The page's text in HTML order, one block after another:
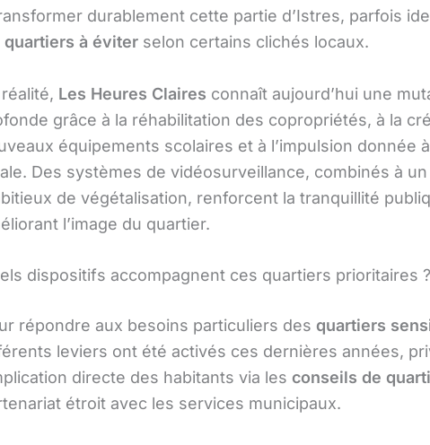
durablement cette partie d’Istres, parfois
quartiers à éviter selon certains clichés locaux.
Les Heures Claires connaît aujourd’hui une
grâce à la réhabilitation des copropriétés, à la
équipements scolaires et à l’impulsion donnée
Des systèmes de vidéosurveillance, combinés à
de végétalisation, renforcent la tranquillité
l’image du quartier.
dispositifs accompagnent ces quartiers prioritaires ?
répondre aux besoins particuliers des quartiers
leviers ont été activés ces dernières années,
directe des habitants via les conseils de
étroit avec les services municipaux.